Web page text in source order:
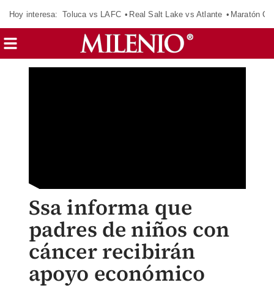
Hoy interesa: Toluca vs LAFC Real Salt Lake vs Atlante Maratón
Ssa informa que
padres de niños con
cáncer recibirán
apoyo económico